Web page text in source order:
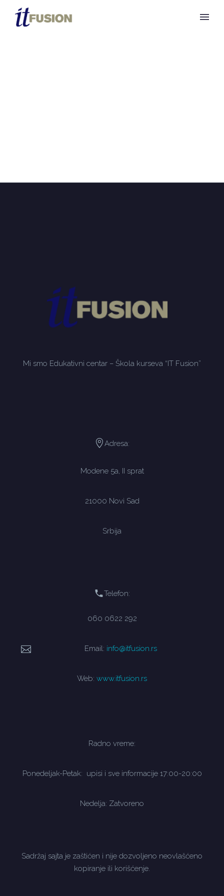
Mi smo Edukativni centar – Škola kurseva “IT Fusion”
Adresa:
Modene 5a, II sprat
21000 Novi Sad
Srbija
Telefon:
060 0622 292
Email: info@itfusion.rs
Web: www.itfusion.rs
Radno vreme:
Ponedeljak-Petak: upisi i sve informacije 17:00-20:00
Nedelja: Zatvoreno
Sadržaj sajta je zaštićen i nije dozvoljeno neovlašćeno
kopiranje ili korišćenje.